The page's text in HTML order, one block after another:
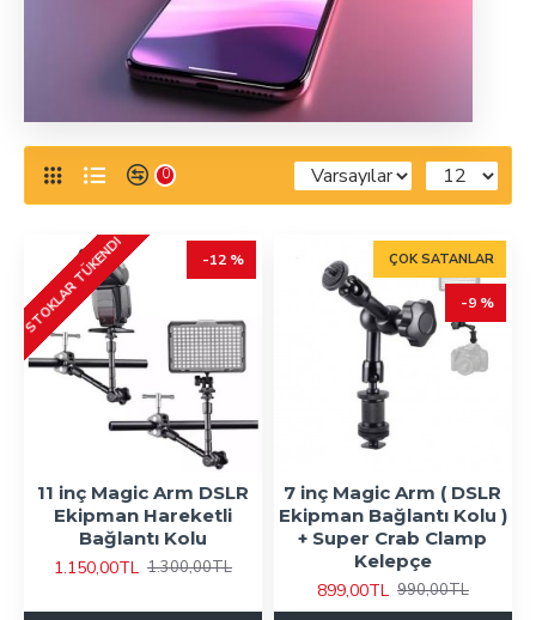
0
-12 %
STOKLAR TÜKENDI
11 inç Magic Arm DSLR
Ekipman Hareketli
Bağlantı Kolu
1.150,00TL 1.300,00TL
ÇOK SATANLAR
-9 %
7 inç Magic Arm ( DSLR
Ekipman Bağlantı Kolu )
+ Super Crab Clamp
Kelepçe
899,00TL 990,00TL